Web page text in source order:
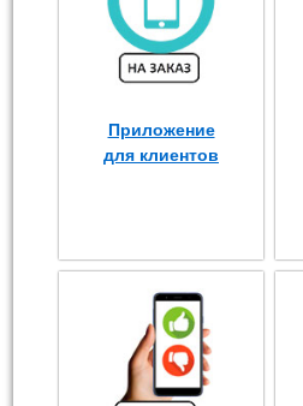
Приложение
для клиентов